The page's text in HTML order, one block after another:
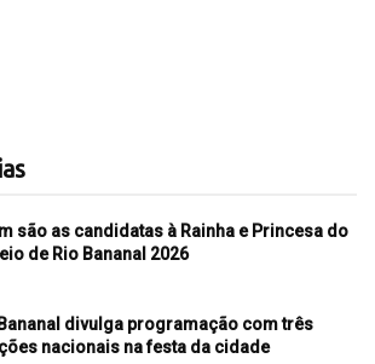
são as candidatas à Rainha e Princesa do
de Rio Bananal 2026
divulga programação com três
nacionais na festa da cidade